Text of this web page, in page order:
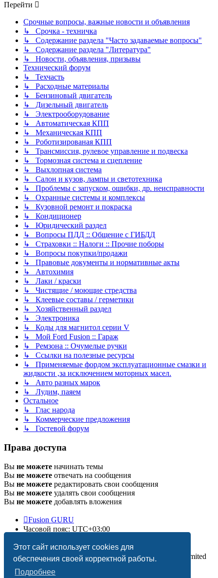
Этот сайт использует cookies для
обеспечения своей корректной работы.
Подробнее
Перейти
Срочные вопросы, важные новости и объявления
↳ Срочка - техничка
↳ Содержание раздела "Часто задаваемые вопросы"
↳ Содержание раздела "Литература"
↳ Новости, объявления, призывы
Технический форум
↳ Техчасть
↳ Расходные материалы
↳ Бензиновый двигатель
↳ Дизельный двигатель
↳ Электрооборудование
↳ Автоматическая КПП
↳ Механическая КПП
↳ Роботизированая КПП
↳ Трансмиссия, рулевое управление и подвеска
↳ Тормозная система и сцепление
↳ Выхлопная система
↳ Салон и кузов, лампы и светотехника
↳ Проблемы с запуском, ошибки, др. неисправности
↳ Охранные системы и комплексы
↳ Кузовной ремонт и покраска
↳ Кондиционер
↳ Юридический раздел
↳ Вопросы ПДД :: Общение с ГИБДД
↳ Страховки :: Налоги :: Прочие поборы
↳ Вопросы покупки/продажи
↳ Правовые документы и нормативные акты
↳ Автохимия
↳ Лаки / краски
↳ Чистящие / моющие стредства
↳ Клеевые составы / герметики
↳ Хозяйственный раздел
↳ Электроника
↳ Коды для магнитол серии V
↳ Мой Ford Fusion :: Гараж
↳ Ремзона :: Очумелые ручки
↳ Ссылки на полезные ресурсы
↳ Применяемые фордом эксплуатационные смазки и
жидкости ,за исключением моторных масел.
↳ Авто разных марок
↳ Лудим, паяем
Остальное
↳ Глас народа
↳ Коммерческие предложения
↳ Гостевой форум
Права доступа
Вы не можете начинать темы
Вы не можете отвечать на сообщения
Вы не можете редактировать свои сообщения
Вы не можете удалять свои сообщения
Вы не можете добавлять вложения
Fusion GURU
Часовой пояс: UTC+03:00
Создано на основеphpBB® Forum Software © phpBB Limited